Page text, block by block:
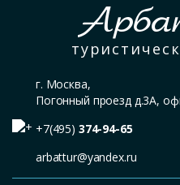
г. Москва,
Погонный проезд д.3А,
+7(495) 374-94-65
arbattur@yandex.ru